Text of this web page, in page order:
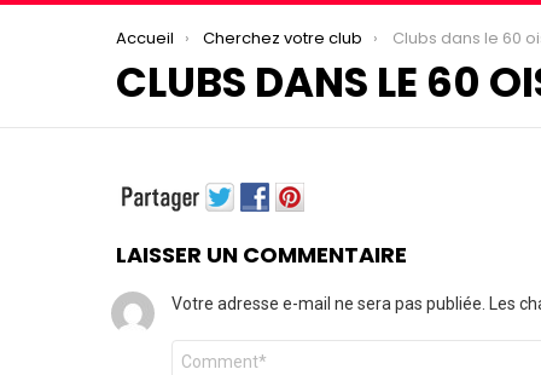
You are here:
Accueil Cherchez votre club Clubs dans le 60
CLUBS DANS LE 60
LAISSER UN COMMENTAIRE
Votre adresse e-mail ne sera pas publiée. Les
C